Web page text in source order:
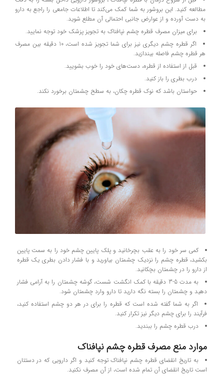
مطالعه کنید. این بروشور به شما کمک می‌کند تا اطلاعات جامعی را راجع به دارو
به دست آورده و از عوارض جانبی احتمالی آن مطلع شوید.
برای میزان مصرف قطره چشم نپافناک به تجویز پزشک خود توجه نمایید.
اگر قطره چشم دیگری نیز برای شما تجویز شده است، 10 دقیقه بین مصرف
هر قطره‌ چشم فاصله بیندازید.
قبل از استفاده از قطره، دست‌های خود را خوب بشویید.
درب بطری را باز کنید.
حواستان باشد که نوک قطره چکان، به سطح چشمتان برخورد نکند.
کمی سر خود را به عقب بچرخانید و پلک پایین چشم خود را به سمت پایین
بکشید، قطره چشم را نزدیک چشمتان بیاورید و با فشار دادن بطری یک قطره
از دارو را در چشمتان بچکانید.
به مدت 5-3 دقیقه با کمک انگشت شست، گوشه چشمتان را به آرامی فشار
دهید و چشمتان را بسته نگه دارید تا دارو وارد چشمتان شود.
اگر به شما گفته شده است که قطره را برای در هر دو چشم استفاده کنید،
فرآیند را برای چشم دیگر نیز تکرار کنید.
درب قطره چشم را ببندید.
موارد منع مصرف قطره چشم نپافناک
به تاریخ انقضای قطره چشم نپافناک توجه کنید و اگر دارویی که در دستتان
است تاریخ انقضای آن تمام‌ شده است، از آن مصرف نکنید.